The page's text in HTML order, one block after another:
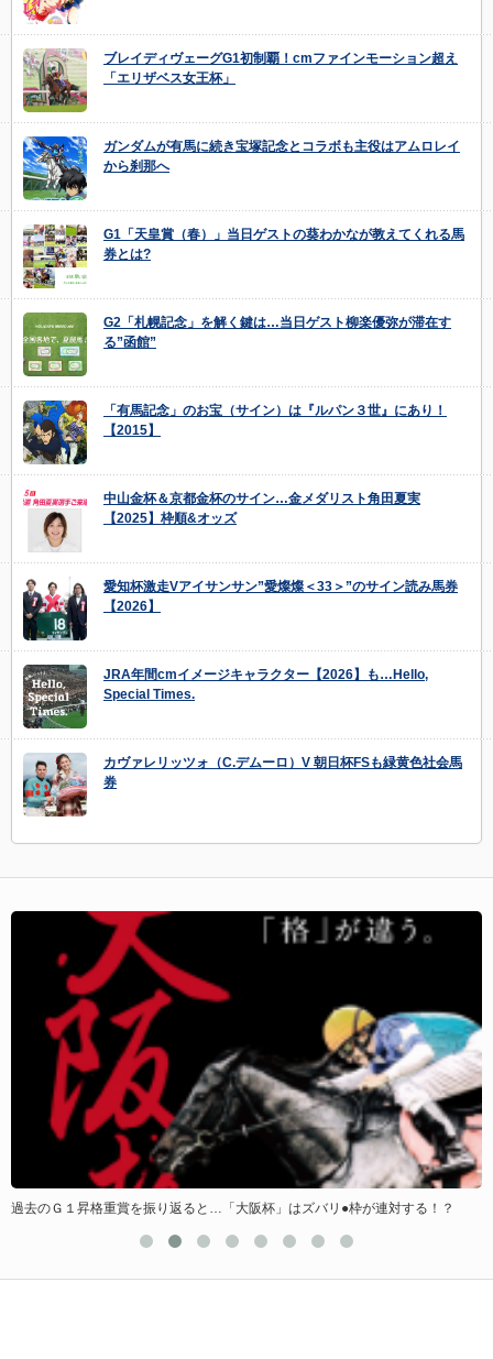
ブレイディヴェーグG1初制覇！cmファインモーション超え
「エリザベス女王杯」
ガンダムが有馬に続き宝塚記念とコラボも主役はアムロレイ
から刹那へ
G1「天皇賞（春）」当日ゲストの葵わかなが教えてくれる馬
券とは?
G2「札幌記念」を解く鍵は…当日ゲスト柳楽優弥が滞在す
る”函館”
「有馬記念」のお宝（サイン）は『ルパン３世』にあり！
【2015】
中山金杯＆京都金杯のサイン…金メダリスト角田夏実
【2025】枠順&オッズ
愛知杯激走Vアイサンサン”愛燦燦＜33＞”のサイン読み馬券
【2026】
JRA年間cmイメージキャラクター【2026】も…Hello,
Special Times.
カヴァレリッツォ（C.デムーロ）V 朝日杯FSも緑黄色社会馬
券
過去のＧ１昇格重賞を振り返ると…「大阪杯」はズバリ●枠が連対する！？